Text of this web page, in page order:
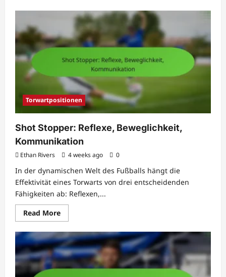
Torwartpositionen
Shot Stopper: Reflexe, Beweglichkeit,
Kommunikation
Ethan Rivers 4 weeks ago 0
In der dynamischen Welt des Fußballs hängt die
Effektivität eines Torwarts von drei entscheidenden
Fähigkeiten ab: Reflexen,...
Read MoreRead
more
Shot
Stopper:
Reflexe,
Beweglichkeit,
Kommunikation